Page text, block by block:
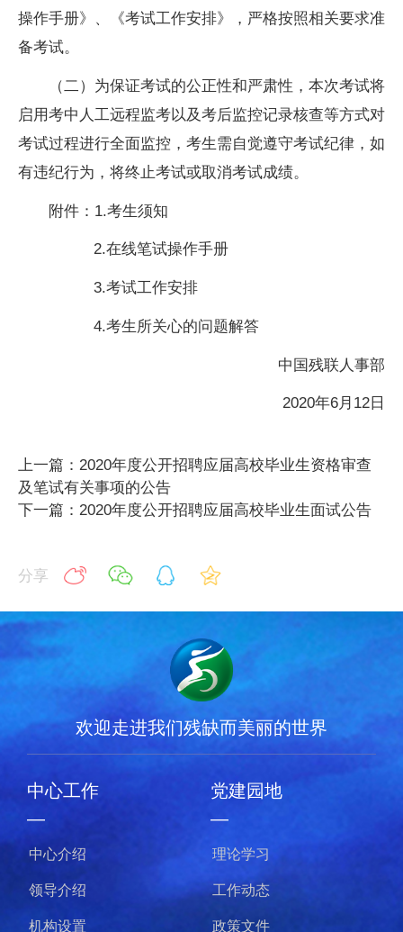
操作手册》、《考试工作安排》，严格按照相关要求准
备考试。
（二）为保证考试的公正性和严肃性，本次考试将
启用考中人工远程监考以及考后监控记录核查等方式对
考试过程进行全面监控，考生需自觉遵守考试纪律，如
有违纪行为，将终止考试或取消考试成绩。
附件： 1.考生须知
2.在线笔试操作手册
3.考试工作安排
4.考生所关心的问题解答
中国残联人事部
2020年6月12日
上一篇：2020年度公开招聘应届高校毕业生资格审查
及笔试有关事项的公告
下一篇：2020年度公开招聘应届高校毕业生面试公告
分享
欢迎走进我们残缺而美丽的世界
中心工作
—
中心介绍
领导介绍
机构设置
党建园地
—
理论学习
工作动态
政策文件